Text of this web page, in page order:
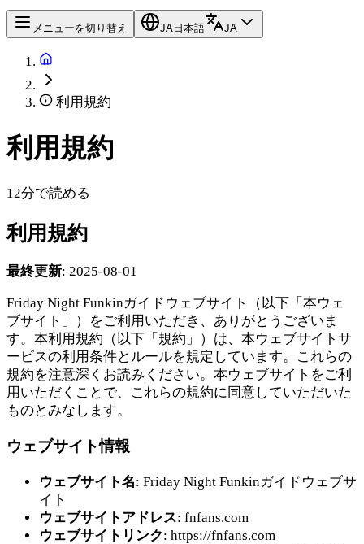
メニューを切り替え JA 日本語 JA
利用規約
利用規約
12分で読める
利用規約
最終更新: 2025-08-01
Friday Night Funkinガイドウェブサイト（以下「本ウェ
ブサイト」）をご利用いただき、ありがとうございま
す。本利用規約（以下「規約」）は、本ウェブサイトサ
ービスの利用条件とルールを規定しています。これらの
規約を注意深くお読みください。本ウェブサイトをご利
用いただくことで、これらの規約に同意していただいた
ものとみなします。
ウェブサイト情報
ウェブサイト名: Friday Night Funkinガイドウェブサ
イト
ウェブサイトアドレス: fnfans.com
ウェブサイトリンク: https://fnfans.com